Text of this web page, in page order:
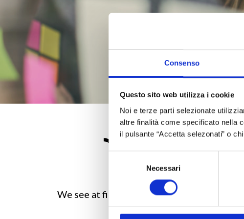
Consenso
Questo sito web utilizza i cookie
Noi e terze parti selezionate
altre finalità come specificato nella
il pulsante “Accetta selezonati” o
Necessari
We see at first hand the pressure